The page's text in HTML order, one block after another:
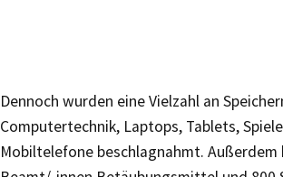
Dennoch wurden eine Vielzahl an
Computertechnik, Laptops, Tablets,
Mobiltelefone beschlagnahmt.